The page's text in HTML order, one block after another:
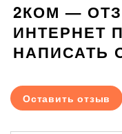
2КОМ —
ИНТЕРНЕТ
НАПИСАТЬ
Оставить отзыв